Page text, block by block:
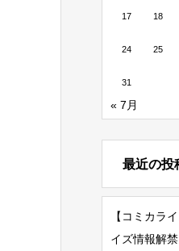
17 18
24 25
31
« 7月
最近の投
【コミカラ
イズ情報解禁